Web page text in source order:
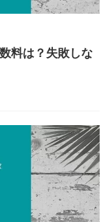
料は？失敗しな